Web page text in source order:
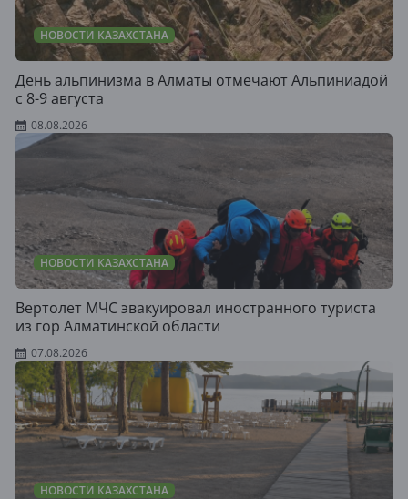
НОВОСТИ КАЗАХСТАНА
День альпинизма в Алматы отмечают Альпиниадой
с 8-9 августа
08.08.2026
НОВОСТИ КАЗАХСТАНА
Вертолет МЧС эвакуировал иностранного туриста
из гор Алматинской области
07.08.2026
НОВОСТИ КАЗАХСТАНА